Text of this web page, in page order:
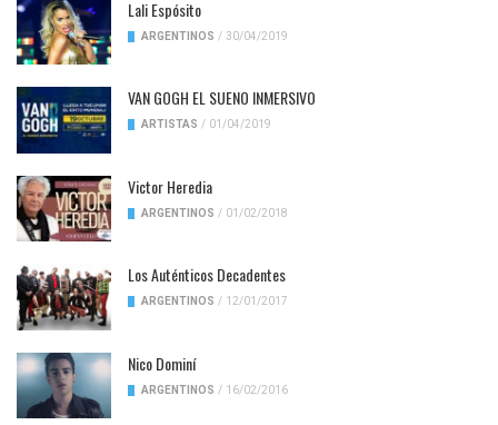
Lali Espósito
ARGENTINOS / 30/04/2019
VAN GOGH EL SUENO INMERSIVO
ARTISTAS / 01/04/2019
Victor Heredia
ARGENTINOS / 01/02/2018
Los Auténticos Decadentes
ARGENTINOS / 12/01/2017
Nico Dominí
ARGENTINOS / 16/02/2016